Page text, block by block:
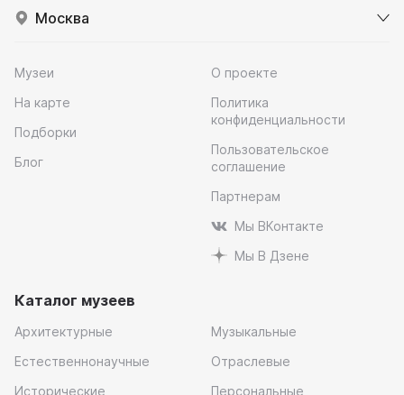
Москва
Музеи
На карте
Подборки
Блог
О проекте
Политика
конфиденциальности
Пользовательское
соглашение
Партнерам
Мы ВКонтакте
Мы В Дзене
Каталог музеев
Архитектурные
Естественнонаучные
Исторические
Музыкальные
Отраслевые
Персональные,